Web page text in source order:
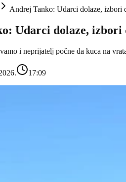
Andrej Tanko: Udarci dolaze, izbori
Udarci dolaze,
i neprijatelj počne da kuca na
17:09